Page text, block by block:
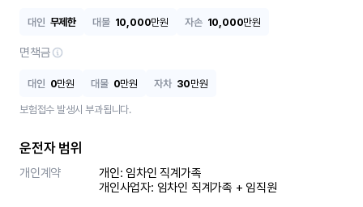
대인 무제한 대물 10,000만원 자손 10,000만원
면책금
대인 0만원 대물 0만원 자차 30만원
보험접수 발생시 부과됩니다.
운전자 범위
개인계약
개인: 임차인 직계가족
개인사업자: 임차인 직계가족 + 임직원